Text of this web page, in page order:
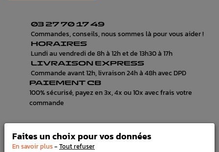
03 27 70 17 49
Commandes, conseils, nous sommes là pour vous aider !
HORAIRES
Lundi au vendredi de 8h à 12h et de 13h30 à 17h
LIVRAISON EXPRESS
Commande avant 12h, livraison 24h à 48h avec DPD
PAIEMENT CB
100% sécurisé, payez en 3x, 4x ou 10x avec frais votre
commande
DÉTAILS DU PRODUIT
Faites un choix pour vos données
En savoir plus- Tout refuser